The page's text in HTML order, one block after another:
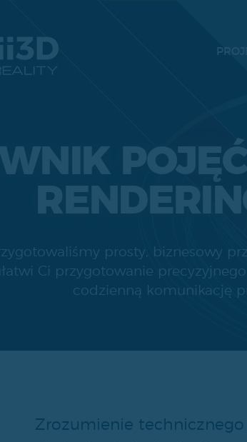
prosty, biznesowy
Ci przygotowanie
codzienną komunikację
Zrozumienie